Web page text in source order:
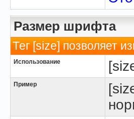
Размер шрифта
Тег [size] позволяет
Использование
Пример